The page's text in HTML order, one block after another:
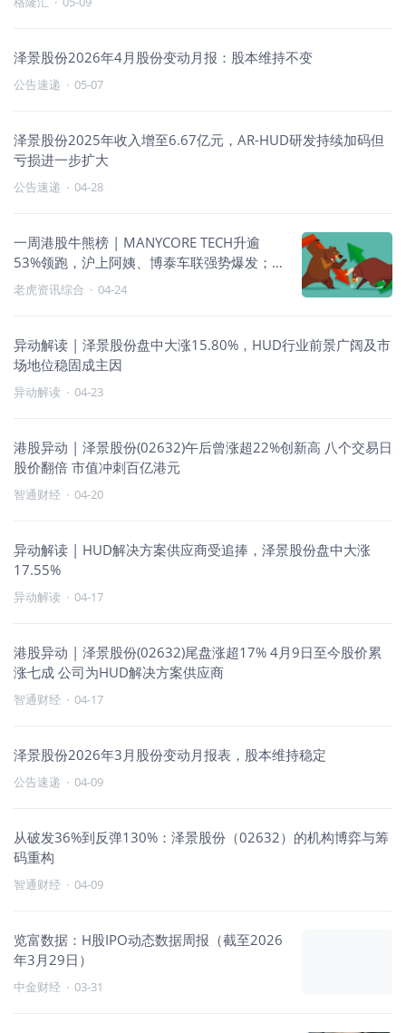
泽景股份2026年4月股份变动月报：股本维持不变
公告速递 · 05-07
泽景股份2025年收入增至6.67亿元，AR-HUD研发持续加码但
亏损进一步扩大
公告速递 · 04-28
一周港股牛熊榜 | MANYCORE TECH升逾
53%领跑，沪上阿姨、博泰车联强势爆发；
轻松健康暴泻67%领跌，诺比侃、派格生物
老虎资讯综合 · 04-24
异动解读 | 泽景股份盘中大涨15.80%，HUD行业前景广阔及市
场地位稳固成主因
异动解读 · 04-23
港股异动 | 泽景股份(02632)午后曾涨超22%创新高 八个交易日
股价翻倍 市值冲刺百亿港元
智通财经 · 04-20
异动解读 | HUD解决方案供应商受追捧，泽景股份盘中大涨
17.55%
异动解读 · 04-17
港股异动 | 泽景股份(02632)尾盘涨超17% 4月9日至今股价累
涨七成 公司为HUD解决方案供应商
智通财经 · 04-17
泽景股份2026年3月股份变动月报表，股本维持稳定
公告速递 · 04-09
从破发36%到反弹130%：泽景股份（02632）的机构博弈与筹
码重构
智通财经 · 04-09
览富数据：H股IPO动态数据周报（截至2026
年3月29日）
中金财经 · 03-31